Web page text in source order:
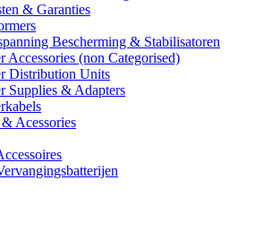
& Garanties
Bescherming & Stabilisatoren
Accessories (non Categorised)
Distribution Units
Supplies & Adapters
Acessories